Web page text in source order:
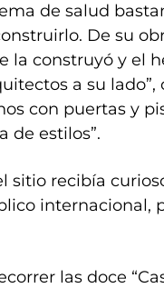
de salud
De su
la construyó y el
a su
con puertas y
de estilos”.
sitio recibía
internacional,
las doce